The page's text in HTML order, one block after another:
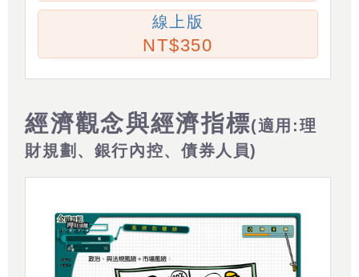
線上版
350
經濟觀念與經濟指標(適用:理
財規劃、銀行內控、債券人員)